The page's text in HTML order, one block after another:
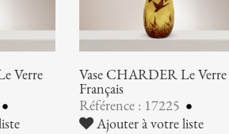
Verre
Vase CHARDER Le Verre
Français
Référence : 17225
Ajouter à votre liste